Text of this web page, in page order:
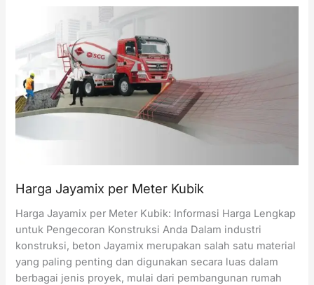
Harga Jayamix per Meter Kubik
Harga Jayamix per Meter Kubik: Informasi Harga Lengkap
untuk Pengecoran Konstruksi Anda Dalam industri
konstruksi, beton Jayamix merupakan salah satu material
yang paling penting dan digunakan secara luas dalam
berbagai jenis proyek, mulai dari pembangunan rumah